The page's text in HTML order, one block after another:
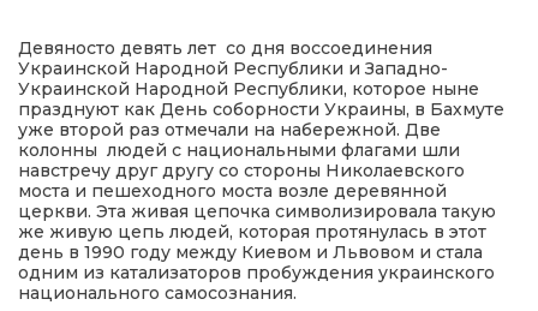
політика
місія
Девяносто девять лет со дня воссоединения
Украинской Народной Республики и Западно-
Украинской Народной Республики, которое ныне
празднуют как День соборности Украины, в Бахмуте
уже второй раз отмечали на набережной. Две
колонны людей с национальными флагами шли
навстречу друг другу со стороны Николаевского
моста и пешеходного моста возле деревянной
церкви. Эта живая цепочка символизировала такую
же живую цепь людей, которая протянулась в этот
день в 1990 году между Киевом и Львовом и стала
одним из катализаторов пробуждения украинского
национального самосознания.